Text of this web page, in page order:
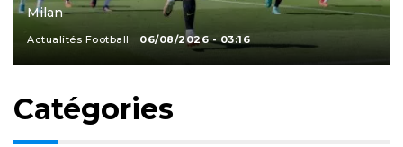
Milan
Actualités Football 06/08/2026 - 03:16
Catégories